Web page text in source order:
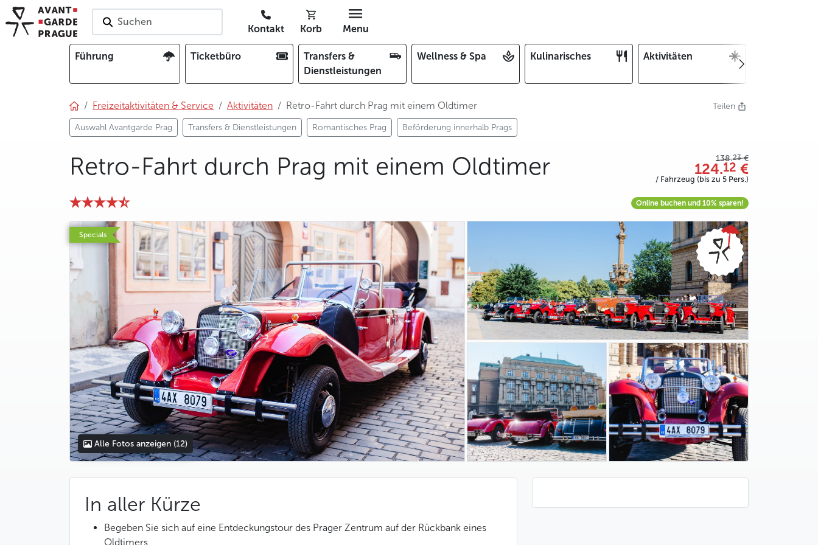
Suchen
Kontakt Korb Menu
Führung Ticketbüro
Transfers &
Dienstleistungen
Wellness & Spa Kulinarisches Aktivitäten
Freizeitaktivitäten & Service Aktivitäten Retro-Fahrt durch Prag mit einem Oldtimer
Auswahl Avantgarde Prag Transfers & Dienstleistungen Romantisches Prag Beförderung innerhalb Prags
Teilen
Retro-Fahrt durch Prag mit einem Oldtimer 138.23€
124.12 €
/ Fahrzeug (bis zu 5 Pers.)
Online buchen und 10% sparen!
Specials
photo 5
photo 6
photo 7
photo 8
photo 9
photo 10
photo 11
photo 12
Alle Fotos anzeigen (12)
In aller Kürze
Begeben Sie sich auf eine Entdeckungstour des Prager Zentrum auf der Rückbank eines
Oldtimers